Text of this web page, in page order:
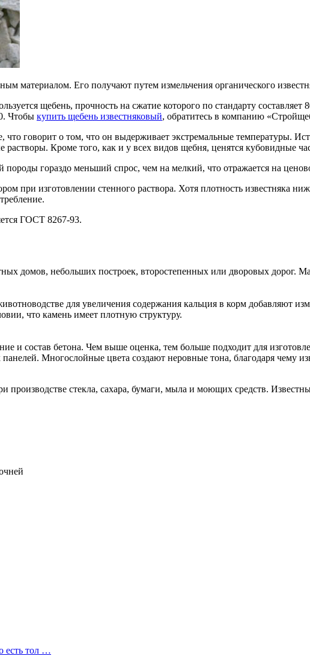
материалом. Его получают путем измельчения органического
щебень, прочность на сжатие которого по стандарту
Чтобы купить щебень известняковый, обратитесь в компанию
говорит о том, что он выдерживает экстремальные температуры.
растворы. Кроме того, как и у всех видов щебня, ценятся кубовидные
гораздо меньший спрос, чем на мелкий, что отражается на
при изготовлении стенного раствора. Хотя плотность известняка
ГОСТ 8267-93.
домов, небольших построек, второстепенных или дворовых дорог.
для увеличения содержания кальция в корм добавляют
что камень имеет плотную структуру.
и состав бетона. Чем выше оценка, тем больше подходит для
Многослойные цвета создают неровные тона, благодаря чему
стекла, сахара, бумаги, мыла и моющих средств.
есть тол …